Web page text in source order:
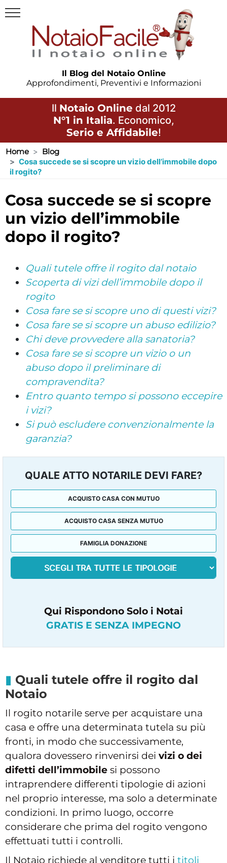
Il Blog del Notaio Online
Approfondimenti, Preventivi e Informazioni
Il Notaio Online dal 2012
N°1 in Italia. Economico,
Serio e Affidabile!
Home
Blog
Cosa succede se si scopre un vizio dell’immobile dopo
il rogito?
cosa succede se si scopre
un vizio dell’immobile
dopo il rogito?
Quali tutele offre il rogito dal notaio
Scoperta di vizi dell’immobile dopo il
rogito
Cosa fare se si scopre uno di questi vizi?
Cosa fare se si scopre un abuso edilizio?
Chi deve provvedere alla sanatoria?
Cosa fare se si scopre un vizio o un
abuso dopo il preliminare di
compravendita?
Entro quanto tempo si possono eccepire
i vizi?
Si può escludere convenzionalmente la
garanzia?
QUALE ATTO NOTARILE DEVI FARE?
ACQUISTO CASA CON MUTUO
ACQUISTO CASA SENZA MUTUO
FAMIGLIA DONAZIONE
Qui Rispondono Solo i Notai
GRATIS E SENZA IMPEGNO
Quali tutele offre il rogito dal
Notaio
Il rogito notarile serve per acquistare una
casa e offre una determinata tutela su più
fronti, in modo che successivamente,
qualora dovessero rinvenirsi dei vizi o dei
difetti dell’immobile si possono
intraprendere differenti tipologie di azioni
nel proprio interesse, ma solo a determinate
condizioni. In primo luogo, occorre
considerare che prima del rogito vengono
effettuati tutti i controlli.
Il Notaio richiede al venditore tutti i titoli